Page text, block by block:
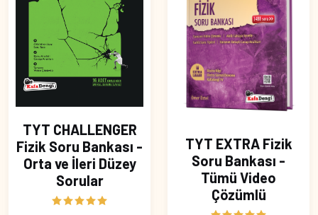
TYT CHALLENGER
Fizik Soru Bankası -
Orta ve İleri Düzey
Sorular
TYT EXTRA Fizik
Soru Bankası -
Tümü Video
Çözümlü